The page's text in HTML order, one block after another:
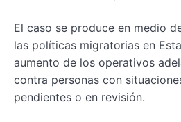
El caso se produce en medio
las políticas migratorias en
aumento de los operativos
contra personas con
pendientes o en revisión.